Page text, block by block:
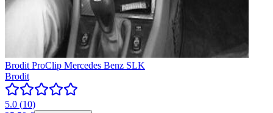
Brodit ProClip Mercedes Benz SLK
Brodit
5.0 (10)